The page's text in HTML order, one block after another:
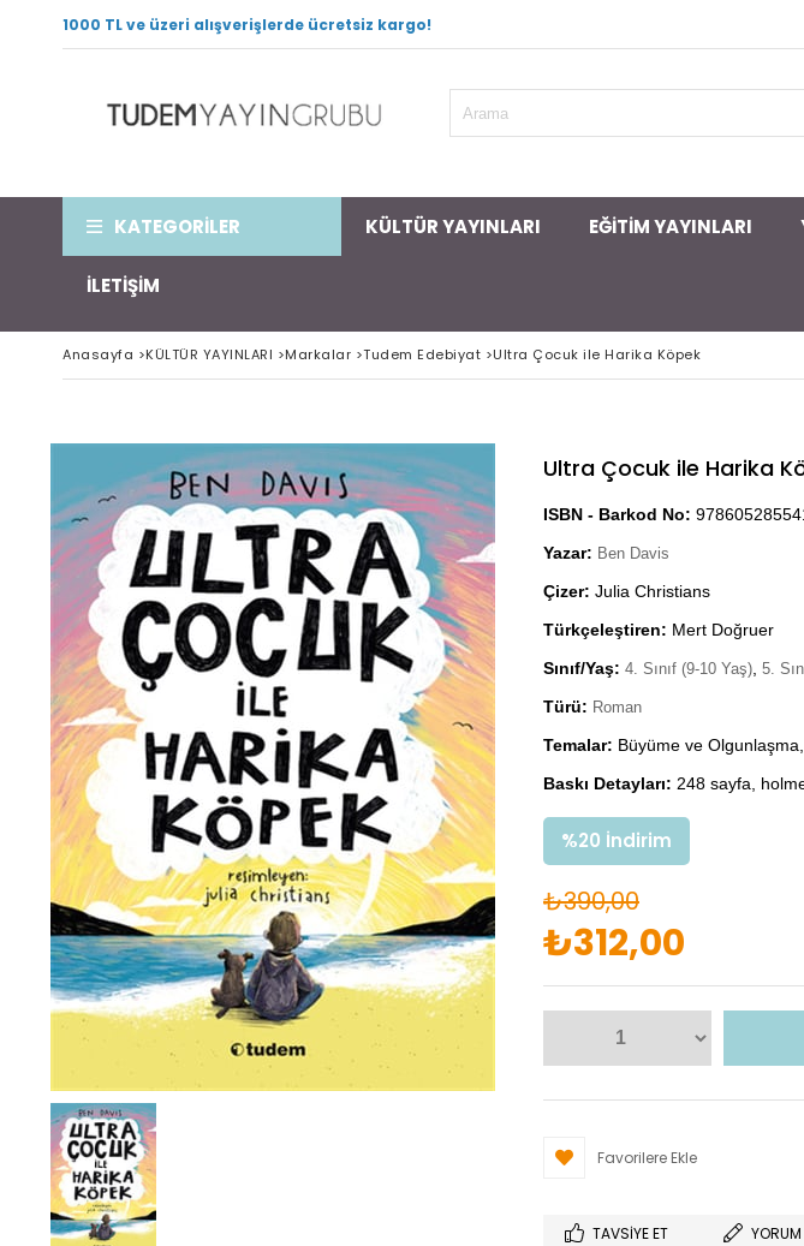
1000 TL ve üzeri alışverişlerde ücretsiz kargo!
KATEGORİLER KÜLTÜR YAYINLARI EĞİTİM YAYINLARI
İLETİŞİM
Anasayfa >KÜLTÜR YAYINLARI >Markalar >Tudem Edebiyat >Ultra Çocuk ile Harika Köpek
Ultra Çocuk ile Harika
ISBN - Barkod No:
Yazar: Ben Davis
Çizer: Julia Christians
Türkçeleştiren: Mert Doğruer
Sınıf/Yaş: 4. Sınıf (9-10 Yaş) 5.
Türü: Roman
Temalar: Büyüme ve
Baskı Detayları: 248 sayfa,
%20 İndirim
₺390,00
₺312,00
Favorilere Ekle
TAVSIYE ET